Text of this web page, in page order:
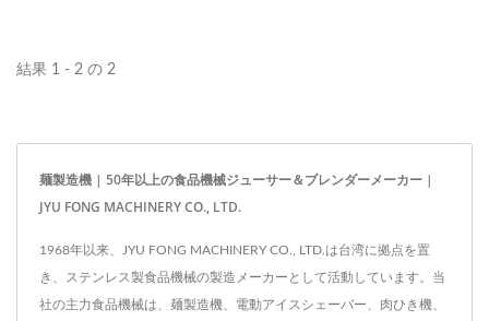
結果 1 - 2 の 2
麺製造機 | 50年以上の食品機械ジューサー＆ブレンダーメーカー |
JYU FONG MACHINERY CO., LTD.
1968年以来、JYU FONG MACHINERY CO., LTD.は台湾に拠点を置
き、ステンレス製食品機械の製造メーカーとして活動しています。当
社の主力食品機械は、麺製造機、電動アイスシェーバー、肉ひき機、